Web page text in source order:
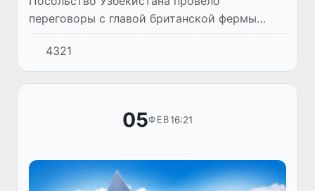
переговоры с главой британской фермы
«Aston Fruit Farm» Чарльзом Лутоном, и
исполнительным директором компании
«Hops Labor Solutions» Джимми Дэвисом.
4321
05ФЕВ16:21